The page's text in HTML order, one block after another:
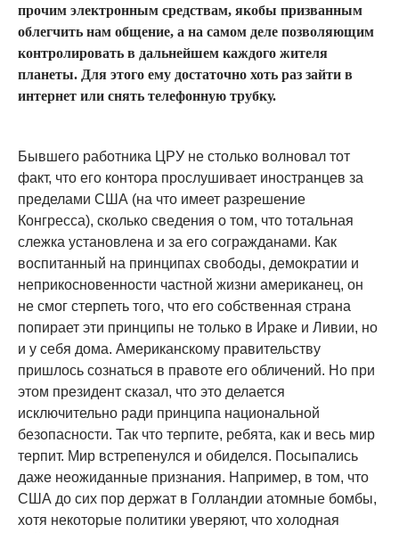
прочим электронным средствам, якобы призванным
облегчить нам общение, а на самом деле позволяющим
контролировать в дальнейшем каждого жителя
планеты. Для этого ему достаточно хоть раз зайти в
интернет или снять телефонную трубку.
Бывшего работника ЦРУ не столько волновал тот
факт, что его контора прослушивает иностранцев за
пределами США (на что имеет разрешение
Конгресса), сколько сведения о том, что тотальная
слежка установлена и за его согражданами. Как
воспитанный на принципах свободы, демократии и
неприкосновенности частной жизни американец, он
не смог стерпеть того, что его собственная страна
попирает эти принципы не только в Ираке и Ливии, но
и у себя дома. Американскому правительству
пришлось сознаться в правоте его обличений. Но при
этом президент сказал, что это делается
исключительно ради принципа национальной
безопасности. Так что терпите, ребята, как и весь мир
терпит. Мир встрепенулся и обиделся. Посыпались
даже неожиданные признания. Например, в том, что
США до сих пор держат в Голландии атомные бомбы,
хотя некоторые политики уверяют, что холодная